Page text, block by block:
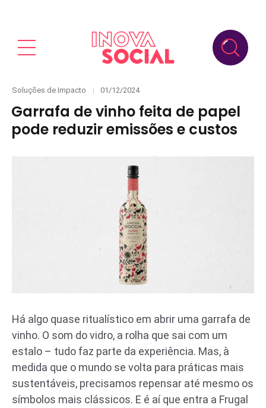
Categories
Soluções de Impacto
Posted
01/12/2024
Garrafa de vinho feita de papel
pode reduzir emissões e custos
Há algo quase ritualístico em abrir uma garrafa de
vinho. O som do vidro, a rolha que sai com um
estalo – tudo faz parte da experiência. Mas, à
medida que o mundo se volta para práticas mais
sustentáveis, precisamos repensar até mesmo os
símbolos mais clássicos. E é aí que entra a Frugal